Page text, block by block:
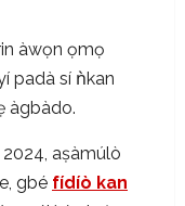
àwọn ọmọ
padà sí ǹkan
àgbàdo.
aṣàmúlò
gbé fídíò kan